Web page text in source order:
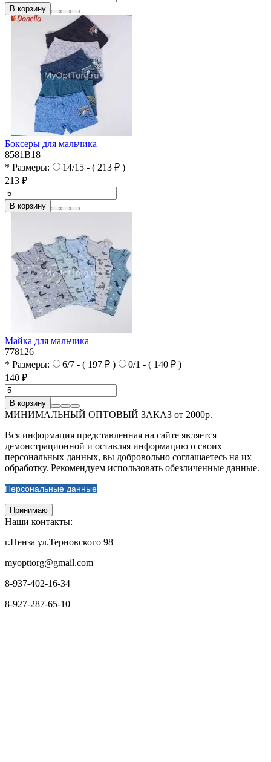
В корзину
Боксеры для мальчика
8581B18
* Размеры:
14/15 - ( 213 ₽ )
213 ₽
В корзину
Майка для мальчика
778126
* Размеры:
6/7 - ( 197 ₽ )
0/1 - ( 140 ₽ )
140 ₽
В корзину
МИНИМАЛЬНЫЙ ОПТОВЫЙ ЗАКАЗ от 2000р.
Вся информация представленная на сайте является
демонстрационной и оставляя информацию о своих
персональных данных, вы добровольно соглашаетесь на их
обработку. Рекомендуем использовать обезличенные данные.
Персональные данные
Принимаю
Наши контакты:
г.Пенза ул.Терновского 98
myopttorg@gmail.com
8-937-402-16-34
8-927-287-65-10